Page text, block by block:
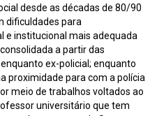
desde as décadas de 80/90
dificuldades para
e institucional mais adequada
a partir das
ex-policial; enquanto
proximidade para com a polícia
meio de trabalhos voltados ao
universitário que tem